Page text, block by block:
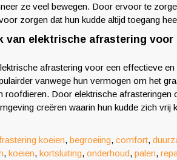
ze veel bewegen. Door ervoor te
zorgen dat hun kudde altijd toegang
van elektrische afrastering
afrastering voor een effectieve
vanwege hun vermogen om het
roofdieren. Door elektrische afrasteringen
creëren waarin hun kudde zich
koeien, begroeiing, comfort,
, koeien, kortsluiting, onderhoud, palen,